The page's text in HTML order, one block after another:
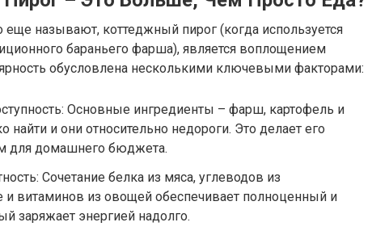
еще называют, коттеджный пирог (когда используется
бараньего фарша), является воплощением
обусловлена несколькими ключевыми факторами:
Основные ингредиенты – фарш, картофель и
найти и они относительно недороги. Это делает его
для домашнего бюджета.
Сочетание белка из мяса, углеводов из
и витаминов из овощей обеспечивает полноценный и
заряжает энергией надолго.